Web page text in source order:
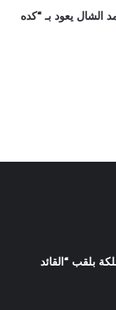
الشال يعود بـ “كده
بلقب “القائد